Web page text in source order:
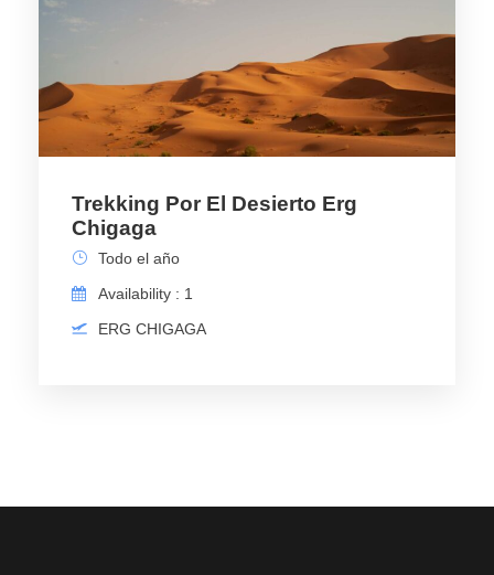
Trekking Por El Desierto Erg
Chigaga
Todo el año
Availability : 1
ERG CHIGAGA